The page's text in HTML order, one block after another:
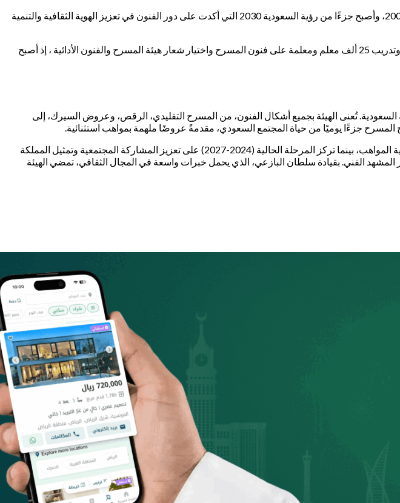
شهد المسرح تحولًا كبيرًا في الألفية الجديدة، حيث شارك لأول مرة في مهرجان أيام الشارقة المسرحية في 2006، وأصبح جزءًا من رؤية السعودية 2030 التي أكدت على دور الفنون في تعزيز الهوية الثقافية والتنمية
منذ تأسيس هيئة المسرح والفنون الأدائية في 2020، شهد المسرح طفرة كبيرة، مع دعم المشاريع المسرحية وتدريب 25 ألف معلم ومعلمة على فنون المسرح واختيار شعار هيئة المسرح والفنون الأدائية ، إذ أصبح
السعودية. تُعنى الهيئة بجميع أشكال الفنون، من المسرح التقليدي، الرقص، وعروض السيرك، إلى
المسرح جزءًا يوميًا من حياة المجتمع السعودي، مقدمةً عروضًا ملهمة بمواهب استثنائية.
في إطار خططها الاستراتيجية، ركزت الهيئة في مرحلتها الأولى (2021-2023) على تأسيس البنية التحتية وتنمية المواهب، بينما تركز المرحلة الحالية (2024-2027) على تعزيز المشاركة المجتمعية وتمثيل المملكة
تطوير المشهد الفني. بقيادة سلطان البازعي، الذي يحمل خبرات واسعة في المجال الثقافي، تمضي الهيئة